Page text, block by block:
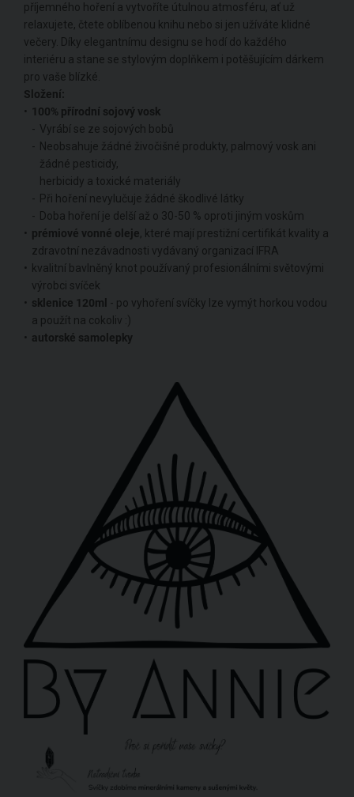
příjemného hoření a vytvoříte útulnou atmosféru, ať už
relaxujete, čtete oblíbenou knihu nebo si jen užíváte klidné
večery. Díky elegantnímu designu se hodí do každého
interiéru a stane se stylovým doplňkem i potěšujícím dárkem
pro vaše blízké.
Složení:
100% přírodní sojový vosk
Vyrábí se ze sojových bobů
Neobsahuje žádné živočišné produkty, palmový vosk ani
žádné pesticidy,
herbicidy a toxické materiály
Při hoření nevylučuje žádné škodlivé látky
Doba hoření je delší až o 30-50 % oproti jiným voskům
prémiové vonné oleje, které mají prestižní certifikát kvality a
zdravotní nezávadnosti vydávaný organizací IFRA
kvalitní bavlněný knot používaný profesionálními světovými
výrobci svíček
sklenice 120ml - po vyhoření svíčky lze vymýt horkou vodou
a použít na cokoliv :)
autorské samolepky